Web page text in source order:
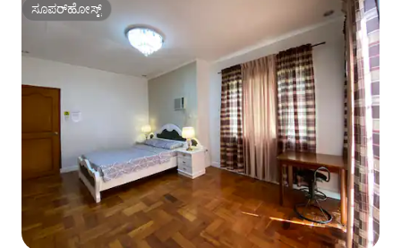
ಸೂಪರ್‌ಹೋಸ್ಟ್
ಸೂಪರ್‌ಹೋಸ್ಟ್